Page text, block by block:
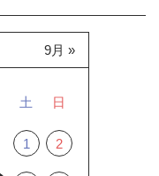
土 日
1 2
9月 »